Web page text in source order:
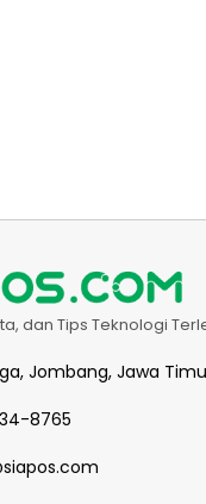
dan Tips Teknologi
Jombang, Jawa
8765